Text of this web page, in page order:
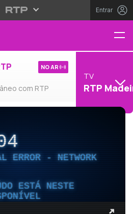
Entrar
com RTP
NO AR
TV
RTP
ERROR - NETWORK
ESTÁ NESTE